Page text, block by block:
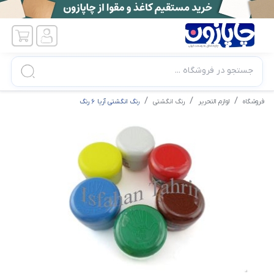
جستجو در فروشگاه ...
فروشگاه لوازم التحریر رنگ انگشتی رنگ انگشتی آریا ۶ رنگ